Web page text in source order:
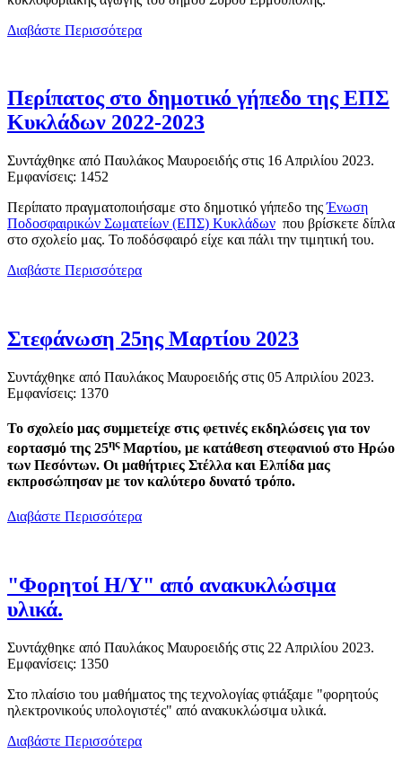
Διαβάστε Περισσότερα
Περίπατος στο δημοτικό γήπεδο της ΕΠΣ
Κυκλάδων 2022-2023
Συντάχθηκε από Παυλάκος Μαυροειδής στις 16 Απριλίου 2023.
Εμφανίσεις: 1452
Περίπατο πραγματοποιήσαμε στο δημοτικό γήπεδο τηςΈνωση
Ποδοσφαιρικών Σωματείων (ΕΠΣ) Κυκλάδων που βρίσκετε δίπλα
στο σχολείο μας. Το ποδόσφαιρό είχε και πάλι την τιμητική του.
Διαβάστε Περισσότερα
Στεφάνωση 25ης Μαρτίου 2023
Συντάχθηκε από Παυλάκος Μαυροειδής στις 05 Απριλίου 2023.
Εμφανίσεις: 1370
Το σχολείο μας συμμετείχε στις φετινές εκδηλώσεις για τον
εορτασμό της 25ηςΜαρτίου, με κατάθεση στεφανιού στο Ηρώο
των Πεσόντων. Οι μαθήτριες Στέλλα και Ελπίδα μας
εκπροσώπησαν με τον καλύτερο δυνατό τρόπο.
Διαβάστε Περισσότερα
"Φορητοί Η/Υ" από ανακυκλώσιμα
υλικά.
Συντάχθηκε από Παυλάκος Μαυροειδής στις 22 Απριλίου 2023.
Εμφανίσεις: 1350
Στο πλαίσιο του μαθήματος της τεχνολογίας φτιάξαμε "φορητούς
ηλεκτρονικούς υπολογιστές" από ανακυκλώσιμα υλικά.
Διαβάστε Περισσότερα